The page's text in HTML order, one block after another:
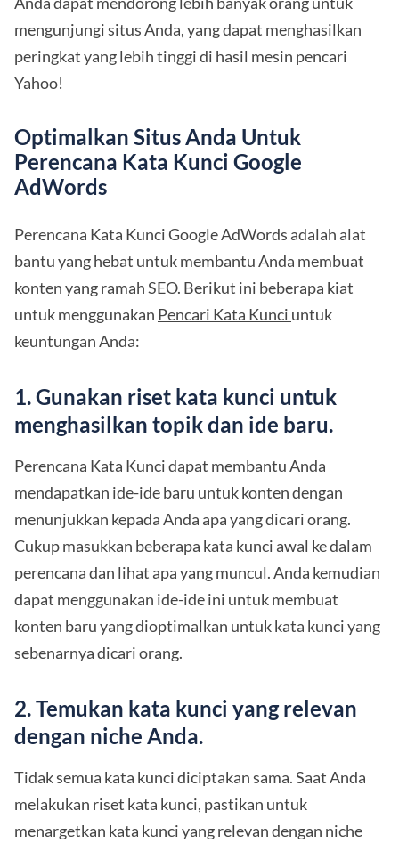
mengunjungi situs Anda, yang dapat menghasilkan
peringkat yang lebih tinggi di hasil mesin pencari
Yahoo!
Optimalkan Situs Anda Untuk
Perencana Kata Kunci Google
AdWords
Perencana Kata Kunci Google AdWords adalah alat
bantu yang hebat untuk membantu Anda membuat
konten yang ramah SEO. Berikut ini beberapa kiat
untuk menggunakan Pencari Kata Kunci untuk
keuntungan Anda:
1. Gunakan riset kata kunci untuk
menghasilkan topik dan ide baru.
Perencana Kata Kunci dapat membantu Anda
mendapatkan ide-ide baru untuk konten dengan
menunjukkan kepada Anda apa yang dicari orang.
Cukup masukkan beberapa kata kunci awal ke dalam
perencana dan lihat apa yang muncul. Anda kemudian
dapat menggunakan ide-ide ini untuk membuat
konten baru yang dioptimalkan untuk kata kunci yang
sebenarnya dicari orang.
2. Temukan kata kunci yang relevan
dengan niche Anda.
Tidak semua kata kunci diciptakan sama. Saat Anda
melakukan riset kata kunci, pastikan untuk
menargetkan kata kunci yang relevan dengan niche